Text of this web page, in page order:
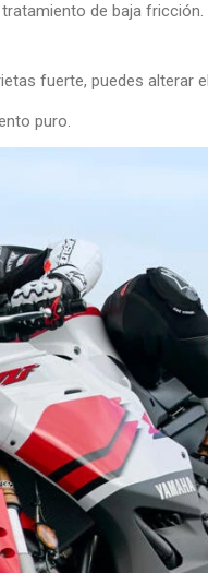
de baja
fuerte, puedes alterar
puro.